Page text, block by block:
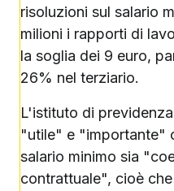
risoluzioni sul salario
milioni i rapporti di
la soglia dei 9 euro,
26% nel terziario.
L'istituto di
"utile" e "importante"
salario minimo sia
contrattuale", cioè